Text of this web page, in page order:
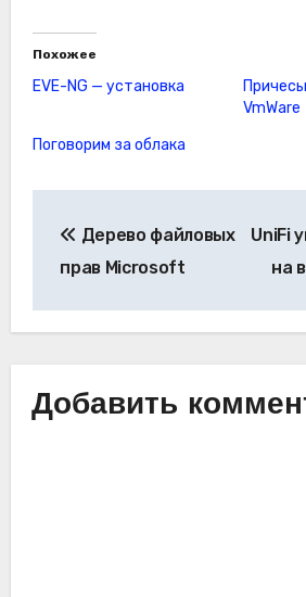
Похожее
EVE-NG — установка
VmWare
Поговорим за облака
по
Дерево файловых
прав Microsoft
UniFi
на
Добавить